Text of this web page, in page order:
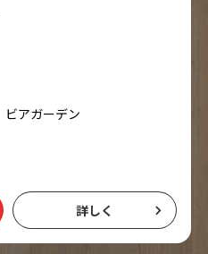
ビアガーデン
詳しく